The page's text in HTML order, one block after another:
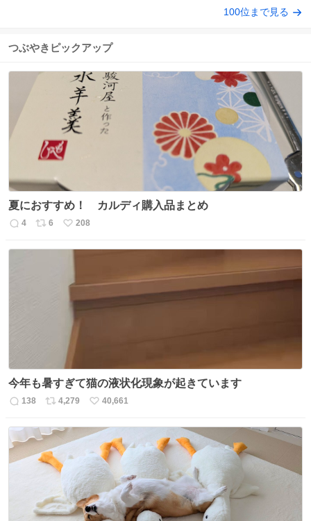
100位まで見る
つぶやきピックアップ
夏におすすめ！ カルディ購入品まとめ
返
4
リ
6
い
208
今年も暑すぎて猫の液状化現象が起きています
返
138
リ
ス
ト
数
4,279
い
ね
数
40,661